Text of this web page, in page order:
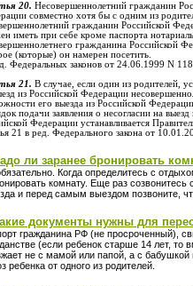
20. Несовершеннолетний гражданин
совместно хотя бы с одним из
гражданин Российской
иметь при себе кроме паспорта
гражданина Российской
(которые) он намерен посетить.
Федеральных законов от 24.06.1999 N
21. В случае, если один из родителей,
из Российской Федерации
его выезда из Российской
подачи заявления о несогласии на
Федерации устанавливается
21 в ред. Федерального закона от
ли заранее бронировать
Когда определитесь с
комнату. Еще раз созвонитесь
и перед самым выездом позвоните,
документы нужны для
гражданина РФ (не просроченный),
(если ребенок старше 14 лет, то
не с мамой или папой, а с бабушкой
ребенка от одного из родителей.